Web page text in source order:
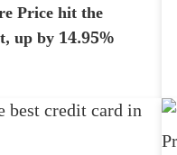
Price hit the
up by 14.95%